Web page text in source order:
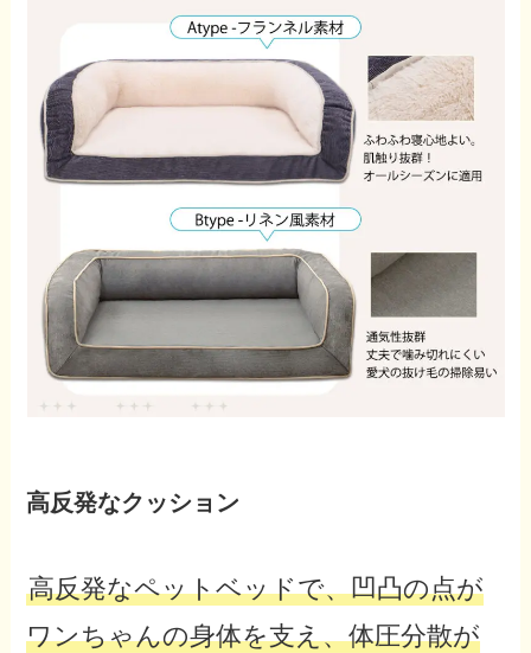
高反発なクッション
高反発なペットベッドで、凹凸の点が
ワンちゃんの身体を支え、体圧分散が